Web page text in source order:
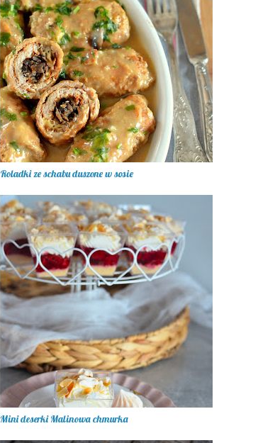
Roladki ze schabu duszone w sosie
Mini deserki Malinowa chmurka